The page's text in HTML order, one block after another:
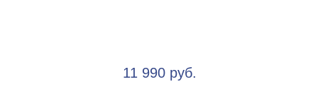
11 990 руб.